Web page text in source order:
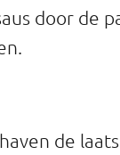
door de
de